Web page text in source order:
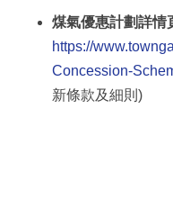
煤氣優惠計劃詳情
https://
Concession-
新條款及細則)